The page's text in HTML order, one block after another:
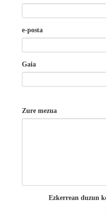
e-posta
Gaia
Zure mezua
Ezkerrean duzun